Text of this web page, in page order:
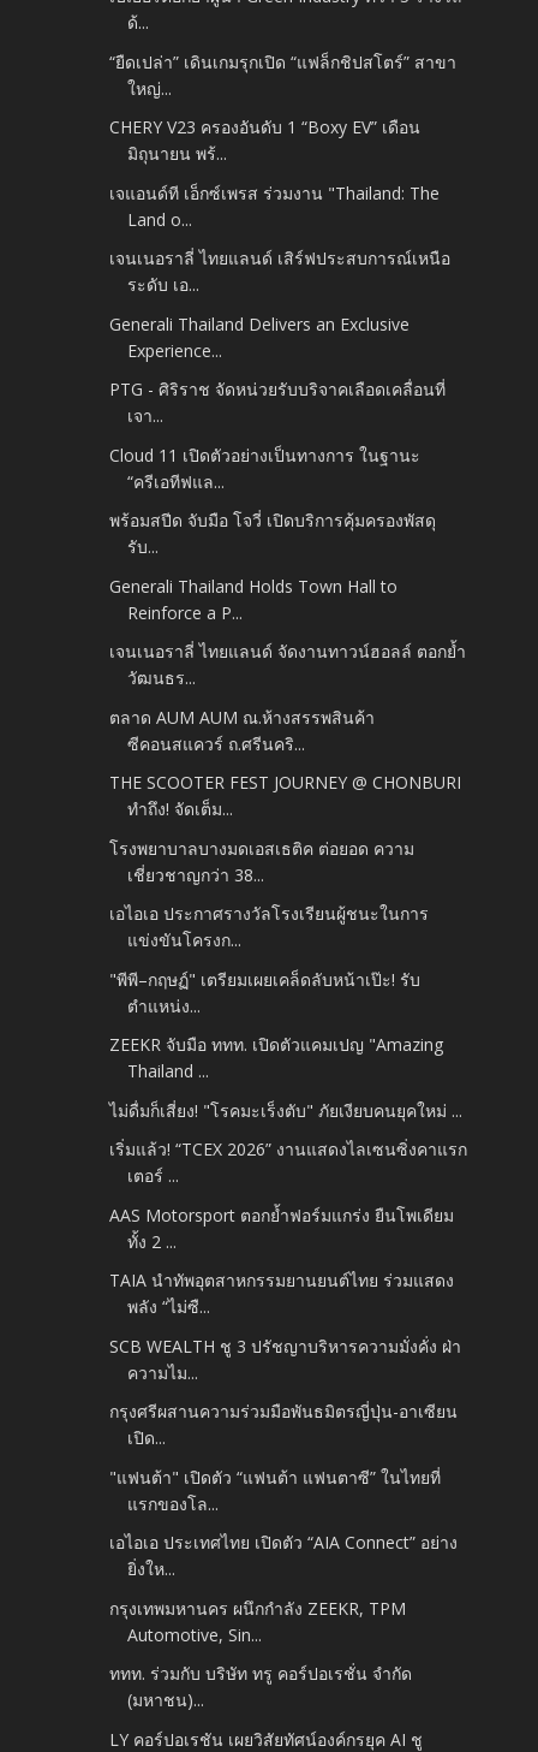
ด้...
“ยืดเปล่า” เดินเกมรุกเปิด “แฟล็กชิปสโตร์” สาขา
ใหญ่...
CHERY V23 ครองอันดับ 1 “Boxy EV” เดือน
มิถุนายน พร้...
เจแอนด์ที เอ็กซ์เพรส ร่วมงาน "Thailand: The
Land o...
เจนเนอราลี่ ไทยแลนด์ เสิร์ฟประสบการณ์เหนือ
ระดับ เอ...
Generali Thailand Delivers an Exclusive
Experience...
PTG - ศิริราช จัดหน่วยรับบริจาคเลือดเคลื่อนที่
เจา...
Cloud 11 เปิดตัวอย่างเป็นทางการ ในฐานะ
“ครีเอทีฟแล...
พร้อมสปีด จับมือ โจวี่ เปิดบริการคุ้มครองพัสดุ
รับ...
Generali Thailand Holds Town Hall to
Reinforce a P...
เจนเนอราลี่ ไทยแลนด์ จัดงานทาวน์ฮอลล์ ตอกย้ำ
วัฒนธร...
ตลาด AUM AUM ณ.ห้างสรรพสินค้า
ซีคอนสแควร์ ถ.ศรีนคริ...
THE SCOOTER FEST JOURNEY @ CHONBURI
ทำถึง! จัดเต็ม...
โรงพยาบาลบางมดเอสเธติค ต่อยอด ความ
เชี่ยวชาญกว่า 38...
เอไอเอ ประกาศรางวัลโรงเรียนผู้ชนะในการ
แข่งขันโครงก...
"พีพี–กฤษฏ์" เตรียมเผยเคล็ดลับหน้าเป๊ะ! รับ
ตำแหน่ง...
ZEEKR จับมือ ททท. เปิดตัวแคมเปญ "Amazing
Thailand ...
ไม่ดื่มก็เสี่ยง! "โรคมะเร็งตับ" ภัยเงียบคนยุคใหม่ ...
เริ่มแล้ว! “TCEX 2026” งานแสดงไลเซนซิ่งคาแรก
เตอร์ ...
AAS Motorsport ตอกย้ำฟอร์มแกร่ง ยืนโพเดียม
ทั้ง 2 ...
TAIA นำทัพอุตสาหกรรมยานยนต์ไทย ร่วมแสดง
พลัง “ไม่ซื...
SCB WEALTH ชู 3 ปรัชญาบริหารความมั่งคั่ง ฝ่า
ความไม...
กรุงศรีผสานความร่วมมือพันธมิตรญี่ปุ่น-อาเซียน
เปิด...
"แฟนต้า" เปิดตัว “แฟนต้า แฟนตาซี” ในไทยที่
แรกของโล...
เอไอเอ ประเทศไทย เปิดตัว “AIA Connect” อย่าง
ยิ่งให...
กรุงเทพมหานคร ผนึกกำลัง ZEEKR, TPM
Automotive, Sin...
ททท. ร่วมกับ บริษัท ทรู คอร์ปอเรชั่น จำกัด
(มหาชน)...
LY คอร์ปอเรชัน เผยวิสัยทัศน์องค์กรยุค AI ชู